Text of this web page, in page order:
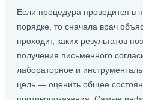
Если процедура проводится в
порядке, то сначала врач
проходит, каких результатов
получения письменного
лабораторное и
цель — оценить общее